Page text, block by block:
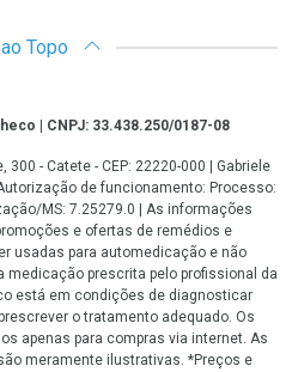
Topo
| CNPJ: 33.438.250/0187-08
300 - Catete - CEP: 22220-000 | Gabriele
de funcionamento: Processo:
MS: 7.25279.0 | As informações
e ofertas de remédios e
usadas para automedicação e não
medicação prescrita pelo profissional da
está em condições de diagnosticar
o tratamento adequado. Os
apenas para compras via internet. As
meramente ilustrativas. *Preços e